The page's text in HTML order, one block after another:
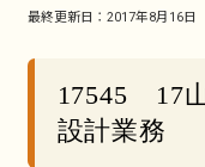
最終更新日： 2017年8月16日
17545 17
設計業務